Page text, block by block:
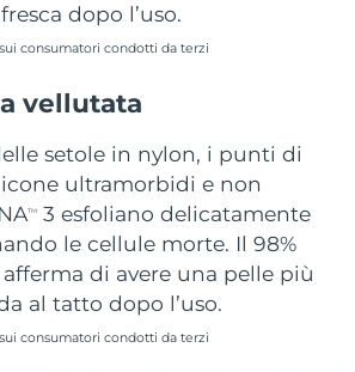
dopo l’uso.
consumatori condotti da terzi
vellutata
setole in nylon, i punti di
ultramorbidi e non
TM
3 esfoliano delicatamente
le cellule morte. Il 98%
di avere una pelle più
al tatto dopo l’uso.
consumatori condotti da terzi